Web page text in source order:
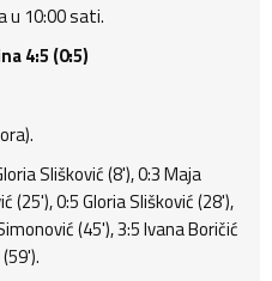
u 10:00 sati.
4:5 (0:5)
Slišković (8'), 0:3 Maja
(25'), 0:5 Gloria Slišković (28'),
(45'), 3:5 Ivana Boričić